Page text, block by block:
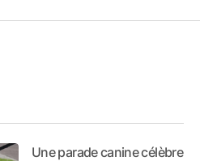
Une parade canine célèbre